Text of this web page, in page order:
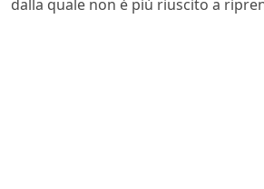
dalla quale non è più riuscito a